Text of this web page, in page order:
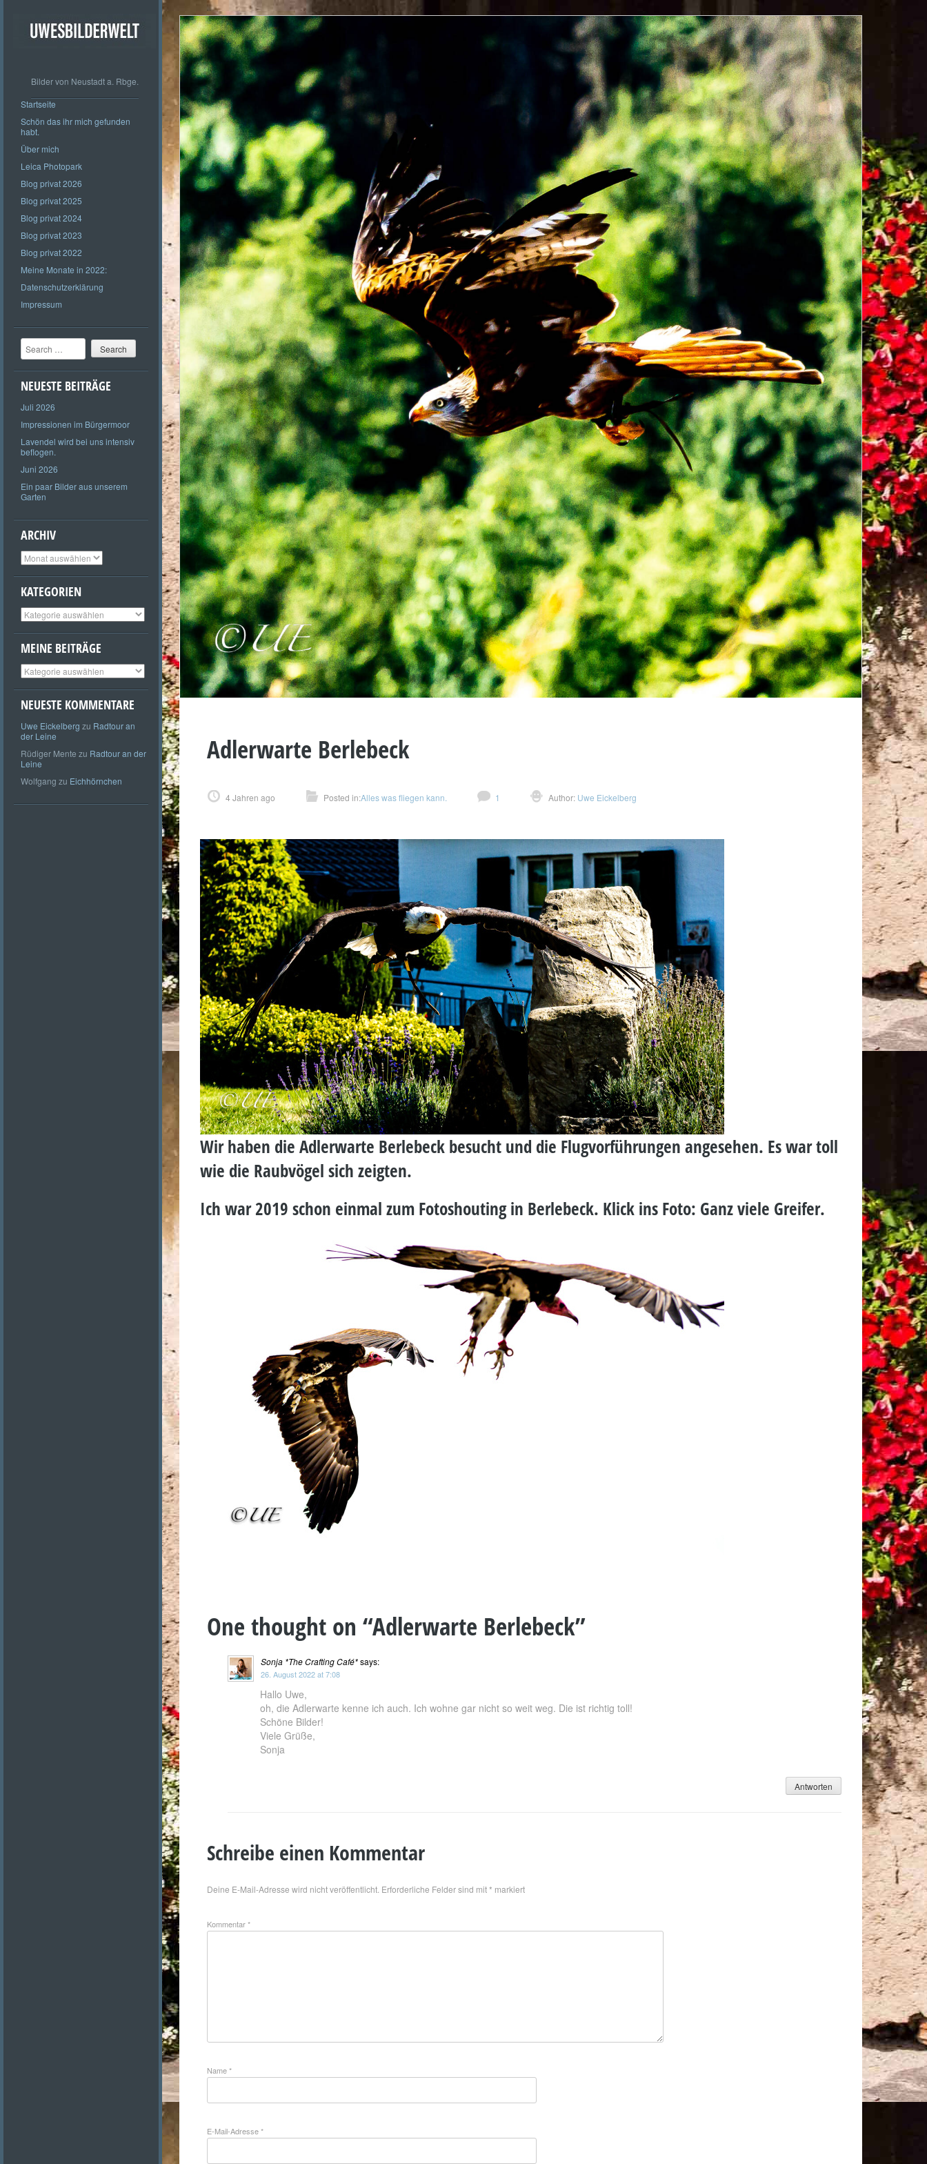
Bilder von Neustadt a. Rbge.
Startseite
Schön das ihr mich gefunden
habt.
Über mich
Leica Photopark
Blog privat 2026
Blog privat 2025
Blog privat 2024
Blog privat 2023
Blog privat 2022
Meine Monate in 2022:
Datenschutzerklärung
Impressum
Search
NEUESTE BEITRÄGE
Juli 2026
Impressionen im Bürgermoor
Lavendel wird bei uns intensiv
beflogen.
Juni 2026
Ein paar Bilder aus unserem
Garten
ARCHIV
Archiv
KATEGORIEN
Kategorien
MEINE BEITRÄGE
Meine
Beiträge
NEUESTE KOMMENTARE
Uwe Eickelberg zu Radtour an
der Leine
Rüdiger Mente zu Radtour an der
Leine
Wolfgang zu Eichhörnchen
Adlerwarte Berlebeck
4 Jahren ago Posted in:Alles was fliegen kann. 1 Author: Uwe Eickelberg
Wir haben die Adlerwarte Berlebeck besucht und die Flugvorführungen angesehen. Es war toll
wie die Raubvögel sich zeigten.
Ich war 2019 schon einmal zum Fotoshouting in Berlebeck. Klick ins Foto: Ganz viele Greifer.
One thought on “Adlerwarte Berlebeck”
Sonja *The Crafting Café*says:
26. August 2022 at 7:08
Hallo Uwe,
oh, die Adlerwarte kenne ich auch. Ich wohne gar nicht so weit weg. Die ist richtig toll!
Schöne Bilder!
Viele Grüße,
Sonja
Antworten
Schreibe einen Kommentar
Deine E-Mail-Adresse wird nicht veröffentlicht. Erforderliche Felder sind mit* markiert
Kommentar*
Name*
E-Mail-Adresse*